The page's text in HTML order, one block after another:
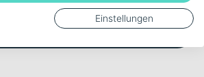
Als Gast fortfahren
Einstellungen